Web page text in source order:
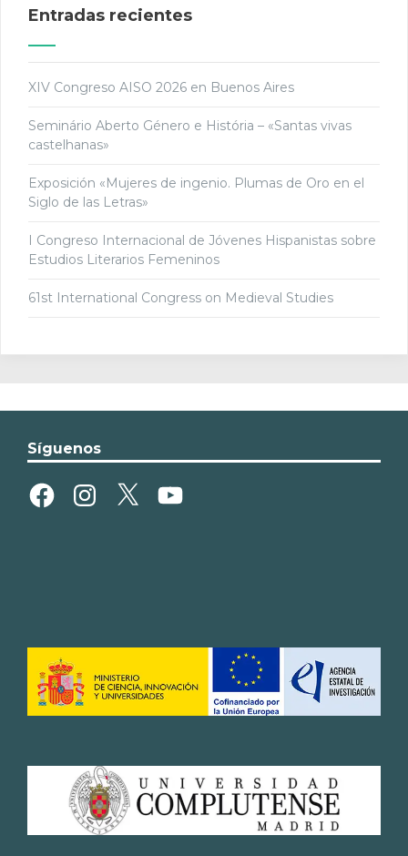
Entradas recientes
XIV Congreso AISO 2026 en Buenos Aires
Seminário Aberto Género e História – «Santas vivas
castelhanas»
Exposición «Mujeres de ingenio. Plumas de Oro en el
Siglo de las Letras»
I Congreso Internacional de Jóvenes Hispanistas sobre
Estudios Literarios Femeninos
61st International Congress on Medieval Studies
Síguenos
FacebookInstagram
X YouTube